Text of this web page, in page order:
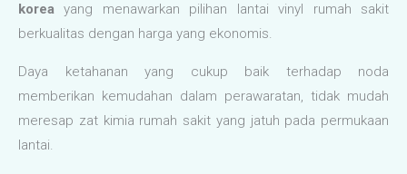
korea yang menawarkan pilihan lantai vinyl rumah sakit
berkualitas dengan harga yang ekonomis.
Daya ketahanan yang cukup baik terhadap noda
memberikan kemudahan dalam perawaratan, tidak mudah
meresap zat kimia rumah sakit yang jatuh pada permukaan
lantai.